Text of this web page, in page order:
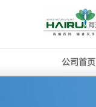
公司首页